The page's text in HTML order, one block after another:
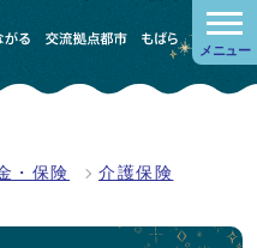
メニュー
・保険 介護保険